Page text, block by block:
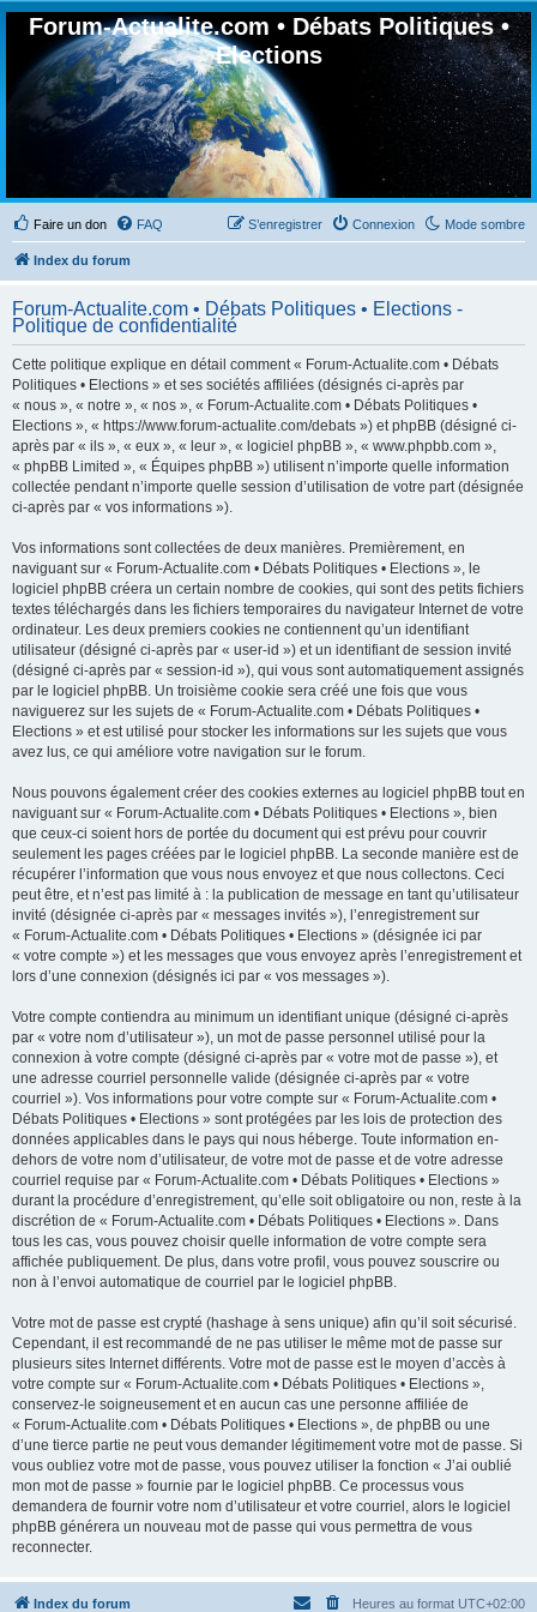
Forum-Actualite.com • Débats Politiques •
Elections
Faire un don Mode sombre
FAQ Connexion
S’enregistrer
Index du forum
Forum-Actualite.com • Débats Politiques • Elections -
Politique de confidentialité
Cette politique explique en détail comment « Forum-Actualite.com • Débats
Politiques • Elections » et ses sociétés affiliées (désignés ci-après par
« nous », « notre », « nos », « Forum-Actualite.com • Débats Politiques •
Elections », « https://www.forum-actualite.com/debats ») et phpBB (désigné ci-
après par « ils », « eux », « leur », « logiciel phpBB », « www.phpbb.com »,
« phpBB Limited », « Équipes phpBB ») utilisent n’importe quelle information
collectée pendant n’importe quelle session d’utilisation de votre part (désignée
ci-après par « vos informations »).
Vos informations sont collectées de deux manières. Premièrement, en
naviguant sur « Forum-Actualite.com • Débats Politiques • Elections », le
logiciel phpBB créera un certain nombre de cookies, qui sont des petits fichiers
textes téléchargés dans les fichiers temporaires du navigateur Internet de votre
ordinateur. Les deux premiers cookies ne contiennent qu’un identifiant
utilisateur (désigné ci-après par « user-id ») et un identifiant de session invité
(désigné ci-après par « session-id »), qui vous sont automatiquement assignés
par le logiciel phpBB. Un troisième cookie sera créé une fois que vous
naviguerez sur les sujets de « Forum-Actualite.com • Débats Politiques •
Elections » et est utilisé pour stocker les informations sur les sujets que vous
avez lus, ce qui améliore votre navigation sur le forum.
Nous pouvons également créer des cookies externes au logiciel phpBB tout en
naviguant sur « Forum-Actualite.com • Débats Politiques • Elections », bien
que ceux-ci soient hors de portée du document qui est prévu pour couvrir
seulement les pages créées par le logiciel phpBB. La seconde manière est de
récupérer l’information que vous nous envoyez et que nous collectons. Ceci
peut être, et n’est pas limité à : la publication de message en tant qu’utilisateur
invité (désignée ci-après par « messages invités »), l’enregistrement sur
« Forum-Actualite.com • Débats Politiques • Elections » (désignée ici par
« votre compte ») et les messages que vous envoyez après l’enregistrement et
lors d’une connexion (désignés ici par « vos messages »).
Votre compte contiendra au minimum un identifiant unique (désigné ci-après
par « votre nom d’utilisateur »), un mot de passe personnel utilisé pour la
connexion à votre compte (désigné ci-après par « votre mot de passe »), et
une adresse courriel personnelle valide (désignée ci-après par « votre
courriel »). Vos informations pour votre compte sur « Forum-Actualite.com •
Débats Politiques • Elections » sont protégées par les lois de protection des
données applicables dans le pays qui nous héberge. Toute information en-
dehors de votre nom d’utilisateur, de votre mot de passe et de votre adresse
courriel requise par « Forum-Actualite.com • Débats Politiques • Elections »
durant la procédure d’enregistrement, qu’elle soit obligatoire ou non, reste à la
discrétion de « Forum-Actualite.com • Débats Politiques • Elections ». Dans
tous les cas, vous pouvez choisir quelle information de votre compte sera
affichée publiquement. De plus, dans votre profil, vous pouvez souscrire ou
non à l’envoi automatique de courriel par le logiciel phpBB.
Votre mot de passe est crypté (hashage à sens unique) afin qu’il soit sécurisé.
Cependant, il est recommandé de ne pas utiliser le même mot de passe sur
plusieurs sites Internet différents. Votre mot de passe est le moyen d’accès à
votre compte sur « Forum-Actualite.com • Débats Politiques • Elections »,
conservez-le soigneusement et en aucun cas une personne affiliée de
« Forum-Actualite.com • Débats Politiques • Elections », de phpBB ou une
d’une tierce partie ne peut vous demander légitimement votre mot de passe. Si
vous oubliez votre mot de passe, vous pouvez utiliser la fonction « J’ai oublié
mon mot de passe » fournie par le logiciel phpBB. Ce processus vous
demandera de fournir votre nom d’utilisateur et votre courriel, alors le logiciel
phpBB générera un nouveau mot de passe qui vous permettra de vous
reconnecter.
Index du forum Heures au format UTC+02:00